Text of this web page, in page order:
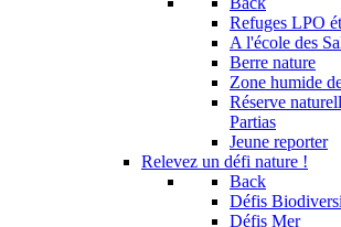
Refuges LPO
A l'école des
Berre nature
Zone humide
Réserve
Partias
Jeune reporter
Relevez un défi nature !
Back
Défis
Défis Mer